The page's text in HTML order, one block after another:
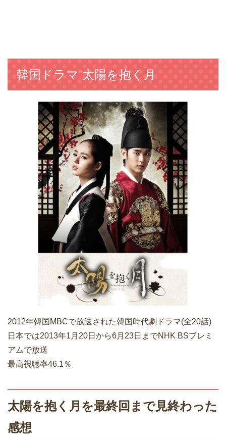
韓国ドラマ 太陽を抱く月
2012年韓国MBCで放送された韓国時代劇ドラマ(全20話)
日本では2013年1月20日から6月23日までNHK BSプレミ
アムで放送
最高視聴率46.1％
太陽を抱く月を最終回まで見終わった
感想